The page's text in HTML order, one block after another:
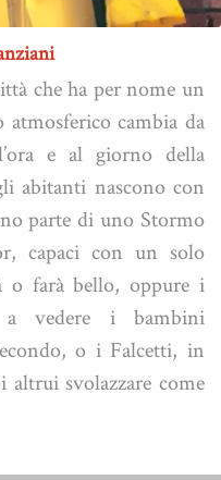
che ha per nome un
cambia da
e al giorno della
abitanti nascono con
parte di uno Stormo
capaci con un solo
o farà bello, oppure i
a vedere i bambini
o i Falcetti, in
altrui svolazzare come